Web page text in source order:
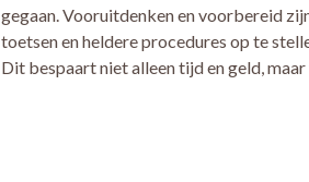
gegaan. Vooruitdenken en voorbereid
toetsen en heldere procedures op te
Dit bespaart niet alleen tijd en geld,